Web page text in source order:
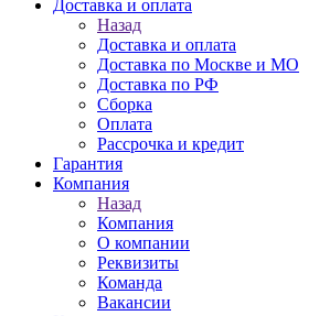
Доставка и оплата
Назад
Доставка и оплата
Доставка по Москве и МО
Доставка по РФ
Сборка
Оплата
Рассрочка и кредит
Гарантия
Компания
Назад
Компания
О компании
Реквизиты
Команда
Вакансии